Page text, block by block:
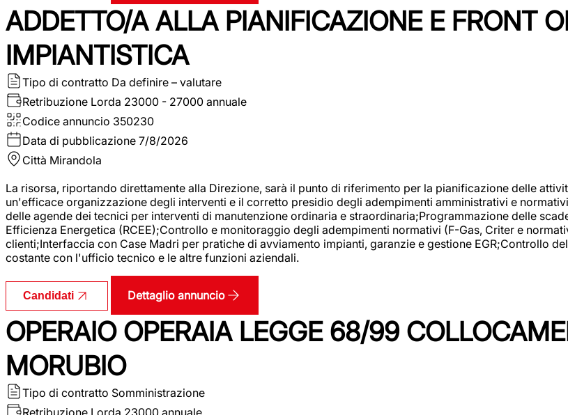
ADDETTO/A ALLA PIANIFICAZIONE E FRONT
IMPIANTISTICA
Tipo di contratto Da definire – valutare
Retribuzione Lorda 23000 - 27000 annuale
Codice annuncio 350230
Data di pubblicazione 7/8/2026
Città Mirandola
La risorsa, riportando direttamente alla Direzione, sarà il punto di riferimento per la pianificazione delle
un'efficace organizzazione degli interventi e il corretto presidio degli adempimenti amministrativi e
delle agende dei tecnici per interventi di manutenzione ordinaria e straordinaria;Programmazione delle
Efficienza Energetica (RCEE);Controllo e monitoraggio degli adempimenti normativi (F-Gas, Criter e
clienti;Interfaccia con Case Madri per pratiche di avviamento impianti, garanzie e gestione EGR;Controllo
costante con l'ufficio tecnico e le altre funzioni aziendali.
Candidati Dettaglio annuncio
OPERAIO OPERAIA LEGGE 68/99
MORUBIO
Tipo di contratto Somministrazione
Retribuzione Lorda 23000 annuale